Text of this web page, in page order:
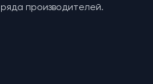
производителей.